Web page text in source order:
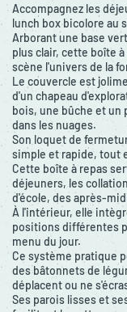
Accompagnez les
lunch box bicolore au
Arborant une base
plus clair, cette boîte
scène l'univers de la
Le couvercle est
d'un chapeau
bois, une bûche et un
dans les nuages.
Son loquet de
simple et rapide, tout
Cette boîte à repas
déjeuners, les
d'école, des après-
À l'intérieur, elle
positions différentes
menu du jour.
Ce système pratique
des bâtonnets de
déplacent ou ne
Ses parois lisses et